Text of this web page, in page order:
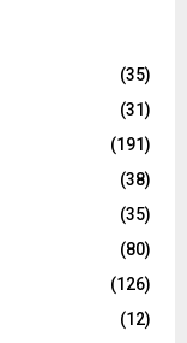
(35)
(31)
(191)
(38)
(35)
(80)
(126)
(12)